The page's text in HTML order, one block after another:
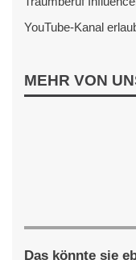
YouTube-Kanal
MEHR VON
Das könnte sie